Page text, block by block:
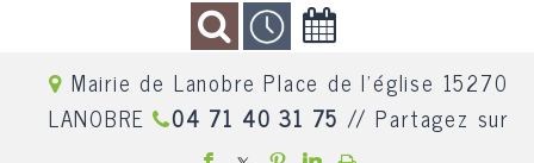
Mairie de Lanobre Place de l'église 15270
LANOBRE 04 71 40 31 75 // Partagez sur